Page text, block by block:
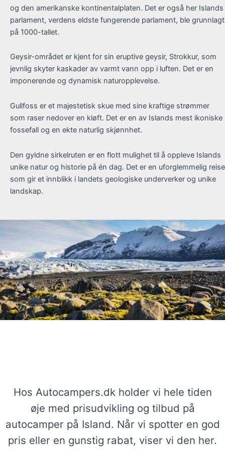
og den amerikanske kontinentalplaten. Det er også her Islands
parlament, verdens eldste fungerende parlament, ble grunnlagt
på 1000-tallet.
Geysir-området er kjent for sin eruptive geysir, Strokkur, som
jevnlig skyter kaskader av varmt vann opp i luften. Det er en
imponerende og dynamisk naturopplevelse.
Gullfoss er et majestetisk skue med sine kraftige strømmer
som raser nedover en kløft. Det er en av Islands mest ikoniske
fossefall og en ekte naturlig skjønnhet.
Den gyldne sirkelruten er en flott mulighet til å oppleve Islands
unike natur og historie på én dag. Det er en uforglemmelig reise
som gir et innblikk i landets geologiske underverker og unike
landskap.
Hos Autocampers.dk holder vi hele tiden
øje med prisudvikling og tilbud på
autocamper på Island. Når vi spotter en god
pris eller en gunstig rabat, viser vi den her.